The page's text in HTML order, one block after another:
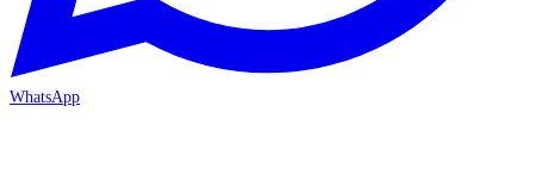
WhatsApp